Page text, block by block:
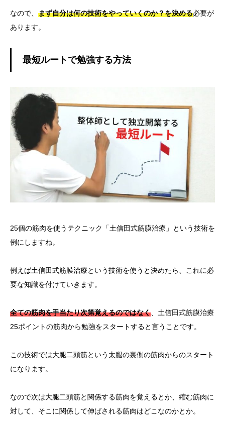
なので、 まず自分は何の技術をやっていくのか？を決める必要が
あります。
最短ルートで勉強する方法
25個の筋肉を使うテクニック「土信田式筋膜治療」という技術を
例にしますね。
例えば土信田式筋膜治療という技術を使うと決めたら、これに必
要な知識を付けていきます。
全ての筋肉を手当たり次第覚えるのではなく 、土信田式筋膜治療
25ポイントの筋肉から勉強をスタートすると言うことです。
この技術では大腿二頭筋という太腿の裏側の筋肉からのスタート
になります。
なので次は大腿二頭筋と関係する筋肉を覚えるとか、縮む筋肉に
対して、そこに関係して伸ばされる筋肉はどこなのかとか。